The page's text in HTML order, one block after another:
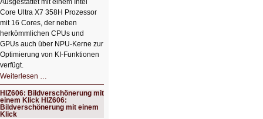
Ausgestattet mit einem Intel
Core Ultra X7 358H Prozessor
mit 16 Cores, der neben
herkömmlichen CPUs und
GPUs auch über NPU-Kerne zur
Optimierung von KI-Funktionen
verfügt.
Weiterlesen …
Schicker
kompakter
Rechenturbo
HIZ606: Bildverschönerung mit
einem Klick HIZ606:
Bildverschönerung mit einem
Klick